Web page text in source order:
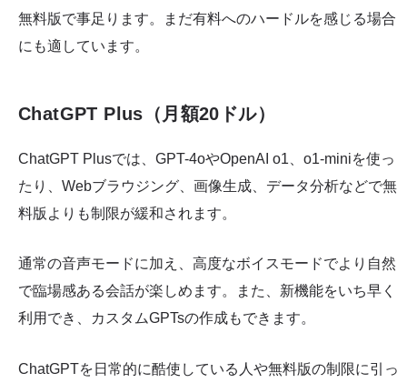
無料版で事足ります。まだ有料へのハードルを感じる場合
にも適しています。
ChatGPT Plus（月額20ドル）
ChatGPT Plusでは、GPT-4oやOpenAI o1、o1-miniを使っ
たり、Webブラウジング、画像生成、データ分析などで無
料版よりも制限が緩和されます。
通常の音声モードに加え、高度なボイスモードでより自然
で臨場感ある会話が楽しめます。また、新機能をいち早く
利用でき、カスタムGPTsの作成もできます。
ChatGPTを日常的に酷使している人や無料版の制限に引っ